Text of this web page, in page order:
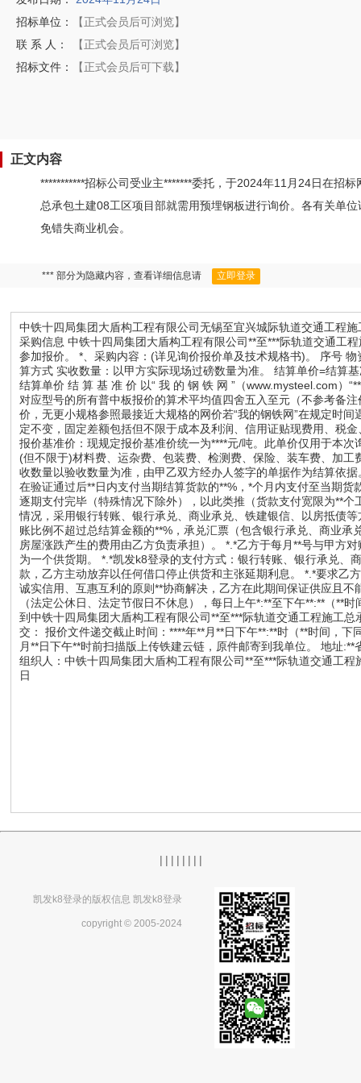
招标单位：
【正式会员后可浏览】
联 系 人：
【正式会员后可浏览】
招标文件：
【正式会员后可下载】
正文内容
***********招标公司受业主*******委托，于2024年11月24日在招
总承包土建08工区项目部就需用预埋钢板进行询价。各有关单
免错失商业机会。
*** 部分为隐藏内容，查看详细信息请 立即登录
中铁十四局集团大盾构工程有限公司无锡至宜兴城际轨道交通工程
采购信息 中铁十四局集团大盾构工程有限公司**至***际轨道交通工
参加报价。 *、采购内容：(详见询价报价单及技术规格书)。 序号
算方式 实收数量：以甲方实际现场过磅数量为准。 结算单价=结算
结算单价 结 算 基 准 价 以“ 我 的 钢 铁 网 ”（www.mysteel.com）
对应型号的所有普中板报价的算术平均值四舍五入至元（不参考备
价，无更小规格参照最接近大规格的网价若“我的钢铁网”在规定时
定不变，固定差额包括但不限于成本及利润、信用证贴现费用、税
报价基准价：现规定报价基准价统一为****元/吨。此单价仅用于本
(但不限于)材料费、运杂费、包装费、检测费、保险、装车费、加
收数量以验收数量为准，由甲乙双方经办人签字的单据作为结算依
在验证通过后**日内支付当期结算货款的**%，*个月内支付至当期
逐期支付完毕（特殊情况下除外），以此类推（货款支付宽限为**
情况，采用银行转账、银行承兑、商业承兑、铁建银信、以房抵债
账比例不超过总结算金额的**%，承兑汇票（包含银行承兑、商业
房屋涨跌产生的费用由乙方负责承担）。 *.*乙方于每月**号与甲方
为一个供货期。 *.*凯发k8登录的支付方式：银行转账、银行承兑、
款，乙方主动放弃以任何借口停止供货和主张延期利息。 *.*要求乙
诚实信用、互惠互利的原则**协商解决，乙方在此期间保证供应且
（法定公休日、法定节假日不休息），每日上午*:**至下午**:**（**
到中铁十四局集团大盾构工程有限公司**至***际轨道交通工程施工
交： 报价文件递交截止时间：****年**月**日下午**:**时（**时间，
月**日下午**时前扫描版上传铁建云链，原件邮寄到我单位。 地址
组织人：中铁十四局集团大盾构工程有限公司**至***际轨道交通工
日
| | | | | | | |
凯发k8登录的版权信息 凯发k8登录
copyright © 2005-2024